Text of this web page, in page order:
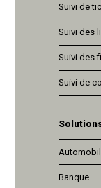
Suivi de
Suivi des
Suivi des
Suivi de
Banque